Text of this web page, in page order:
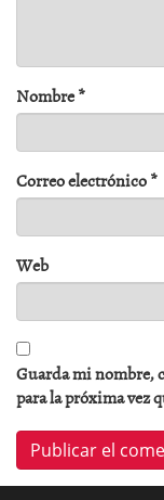
Nombre*
Correo electrónico*
Web
Guarda mi nombre,
para la próxima vez